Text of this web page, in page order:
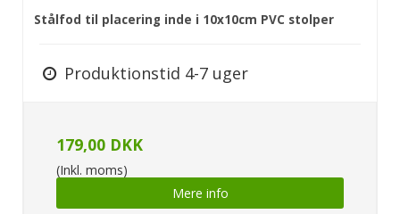
Stålfod til placering inde i 10x10cm PVC stolper
Produktionstid 4-7 uger
179,00 DKK
(Inkl. moms)
Mere info